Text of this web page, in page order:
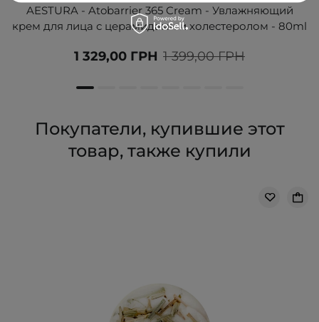
AESTURA - Atobarrier 365 Cream - Увлажняющий
крем для лица с церамидами и холестеролом - 80ml
1 399,00 ГРН
1 329,00 ГРН
Покупатели, купившие этот
товар, также купили